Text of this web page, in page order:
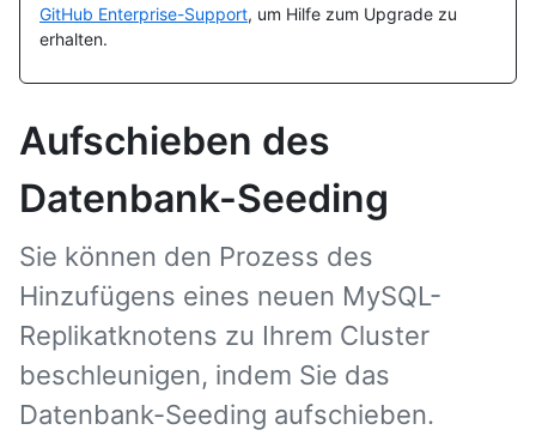
GitHub Enterprise-Support, um Hilfe zum Upgrade zu
erhalten.
Aufschieben des
Datenbank-Seeding
Sie können den Prozess des
Hinzufügens eines neuen MySQL-
Replikatknotens zu Ihrem Cluster
beschleunigen, indem Sie das
Datenbank-Seeding aufschieben.